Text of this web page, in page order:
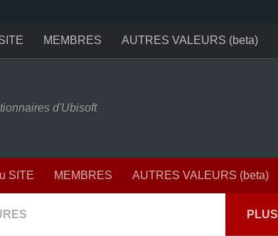
MEMBRES AUTRES VALEURS (beta)
d'Ubisoft
SITE MEMBRES AUTRES VALEURS (beta)
PLUS